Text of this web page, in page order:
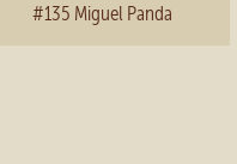
#135 Miguel Panda